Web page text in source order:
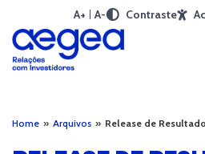
A+ A- Contraste
Home » Arquivos » Release de